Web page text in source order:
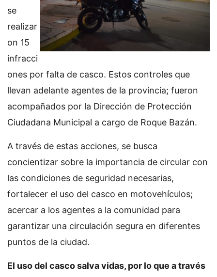
se
realizar
on 15
infracci
ones por falta de casco. Estos controles que
llevan adelante agentes de la provincia; fueron
acompañados por la Dirección de Protección
Ciudadana Municipal a cargo de Roque Bazán.
A través de estas acciones, se busca
concientizar sobre la importancia de circular con
las condiciones de seguridad necesarias,
fortalecer el uso del casco en motovehículos;
acercar a los agentes a la comunidad para
garantizar una circulación segura en diferentes
puntos de la ciudad.
El uso del casco salva vidas, por lo que a través